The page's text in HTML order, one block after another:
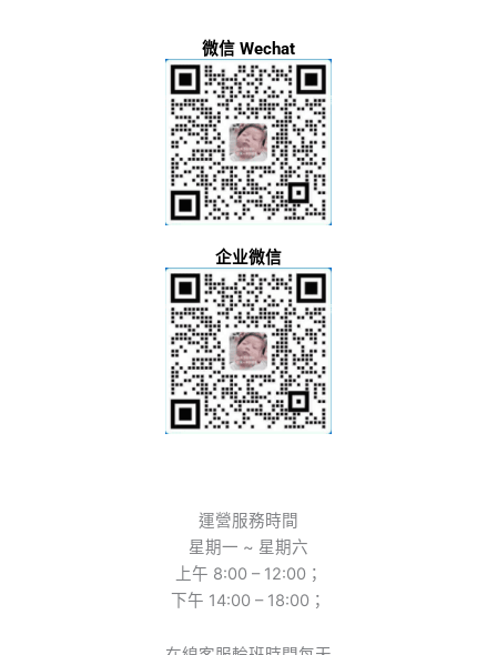
微信 Wechat
企业微信
運營服務時間
星期一 ~ 星期六
上午 8:00 – 12:00；
下午 14:00 – 18:00；